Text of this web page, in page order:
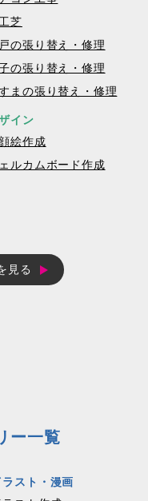
芝
の張り替え・修理
の張り替え・修理
まの張り替え・修理
イン
絵作成
ルカムボード作成
見る
ー一覧
ラスト・漫画